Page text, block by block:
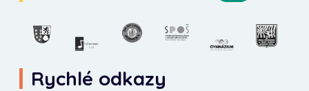
Rychlé odkazy